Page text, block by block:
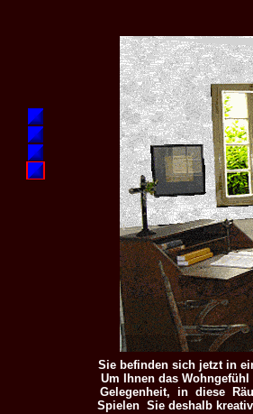
Sie befinden sich jetzt in
Um Ihnen das
Gelegenheit, in diese
Spielen Sie deshalb